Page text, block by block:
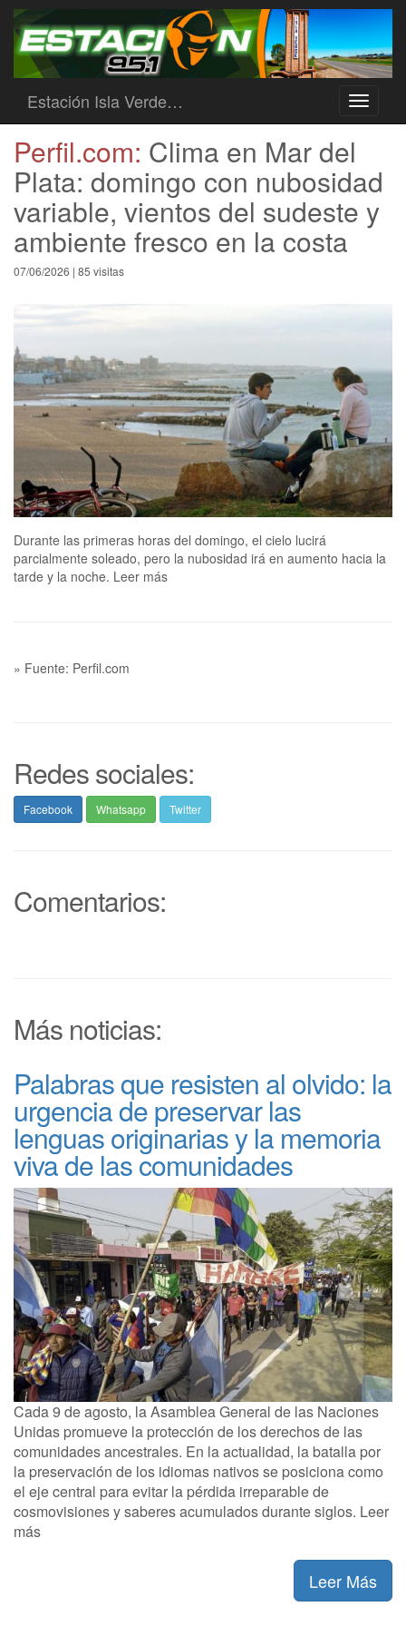
Toggle
Estación Isla Verde…
Perfil.com: Clima en Mar del
Plata: domingo con nubosidad
variable, vientos del sudeste y
ambiente fresco en la costa
07/06/2026 | 85 visitas
Durante las primeras horas del domingo, el cielo lucirá
parcialmente soleado, pero la nubosidad irá en aumento hacia la
tarde y la noche. Leer más
» Fuente: Perfil.com
Redes sociales:
Facebook Whatsapp Twitter
Comentarios:
Más noticias:
Palabras que resisten al olvido: la
urgencia de preservar las
lenguas originarias y la memoria
viva de las comunidades
Cada 9 de agosto, la Asamblea General de las Naciones
Unidas promueve la protección de los derechos de las
comunidades ancestrales. En la actualidad, la batalla por
la preservación de los idiomas nativos se posiciona como
el eje central para evitar la pérdida irreparable de
cosmovisiones y saberes acumulados durante siglos. Leer
más
Leer Más